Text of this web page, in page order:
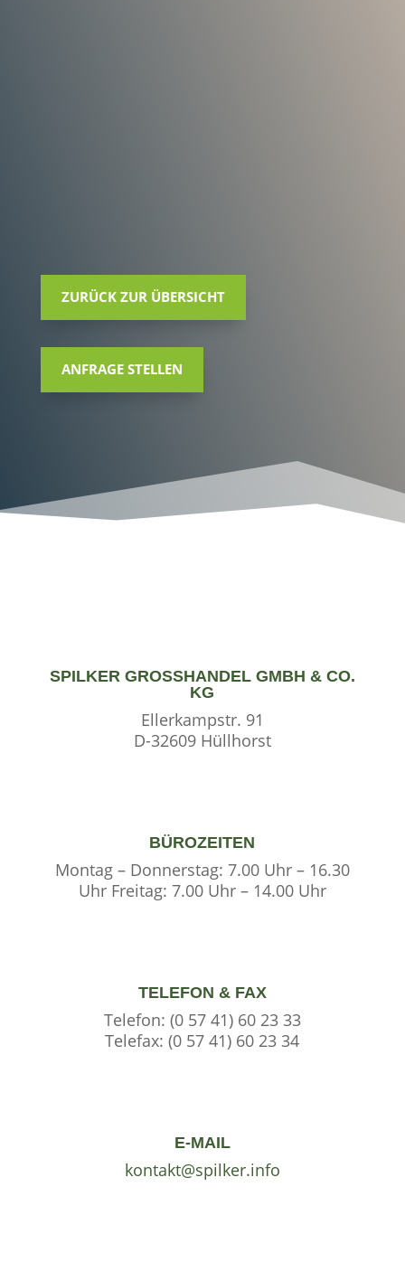
ZURÜCK ZUR ÜBERSICHT
ANFRAGE STELLEN
SPILKER GROSSHANDEL GMBH & CO. K
G
Ellerkampstr. 91
D-32609 Hüllhorst
BÜROZEITEN
Montag – Donnerstag: 7.00 Uhr – 16.30
Uhr Freitag: 7.00 Uhr – 14.00 Uhr
TELEFON & FAX
Telefon: (0 57 41) 60 23 33
Telefax: (0 57 41) 60 23 34
E-MAIL
kontakt@spilker.info